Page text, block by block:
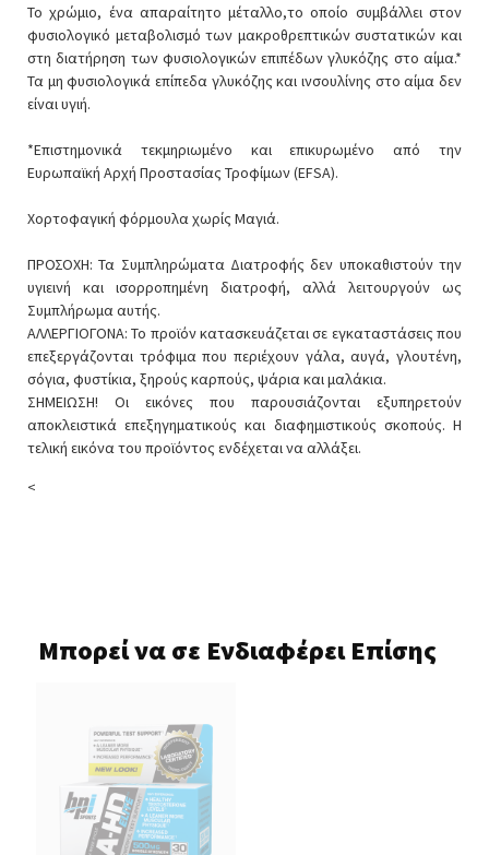
Το χρώμιο, ένα απαραίτητο μέταλλο,το οποίο συμβάλλει στον
φυσιολογικό μεταβολισμό των μακροθρεπτικών συστατικών και
στη διατήρηση των φυσιολογικών επιπέδων γλυκόζης στο αίμα.*
Τα μη φυσιολογικά επίπεδα γλυκόζης και ινσουλίνης στο αίμα δεν
είναι υγιή.
*Επιστημονικά τεκμηριωμένο και επικυρωμένο από την
Ευρωπαϊκή Αρχή Προστασίας Τροφίμων (EFSA).
Χορτοφαγική φόρμουλα χωρίς Μαγιά.
ΠΡΟΣΟΧΗ: Τα Συμπληρώματα Διατροφής δεν υποκαθιστούν την
υγιεινή και ισορροπημένη διατροφή, αλλά λειτουργούν ως
Συμπλήρωμα αυτής.
ΑΛΛΕΡΓΙΟΓΟΝΑ: Το προϊόν κατασκευάζεται σε εγκαταστάσεις που
επεξεργάζονται τρόφιμα που περιέχουν γάλα, αυγά, γλουτένη,
σόγια, φυστίκια, ξηρούς καρπούς, ψάρια και μαλάκια.
ΣΗΜΕΙΩΣΗ! Οι εικόνες που παρουσιάζονται εξυπηρετούν
αποκλειστικά επεξηγηματικούς και διαφημιστικούς σκοπούς. Η
τελική εικόνα του προϊόντος ενδέχεται να αλλάξει.
<
Μπορεί να σε Ενδιαφέρει Επίσης